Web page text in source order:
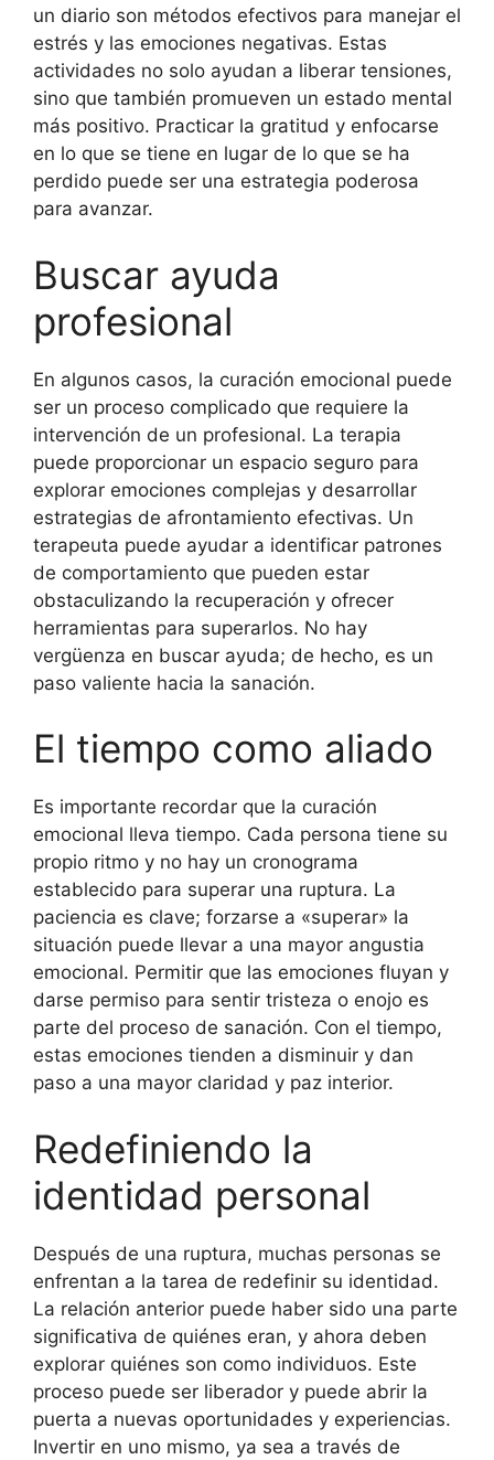
un diario son métodos efectivos para manejar el
estrés y las emociones negativas. Estas
actividades no solo ayudan a liberar tensiones,
sino que también promueven un estado mental
más positivo. Practicar la gratitud y enfocarse
en lo que se tiene en lugar de lo que se ha
perdido puede ser una estrategia poderosa
para avanzar.
Buscar ayuda
profesional
En algunos casos, la curación emocional puede
ser un proceso complicado que requiere la
intervención de un profesional. La terapia
puede proporcionar un espacio seguro para
explorar emociones complejas y desarrollar
estrategias de afrontamiento efectivas. Un
terapeuta puede ayudar a identificar patrones
de comportamiento que pueden estar
obstaculizando la recuperación y ofrecer
herramientas para superarlos. No hay
vergüenza en buscar ayuda; de hecho, es un
paso valiente hacia la sanación.
El tiempo como aliado
Es importante recordar que la curación
emocional lleva tiempo. Cada persona tiene su
propio ritmo y no hay un cronograma
establecido para superar una ruptura. La
paciencia es clave; forzarse a «superar» la
situación puede llevar a una mayor angustia
emocional. Permitir que las emociones fluyan y
darse permiso para sentir tristeza o enojo es
parte del proceso de sanación. Con el tiempo,
estas emociones tienden a disminuir y dan
paso a una mayor claridad y paz interior.
Redefiniendo la
identidad personal
Después de una ruptura, muchas personas se
enfrentan a la tarea de redefinir su identidad.
La relación anterior puede haber sido una parte
significativa de quiénes eran, y ahora deben
explorar quiénes son como individuos. Este
proceso puede ser liberador y puede abrir la
puerta a nuevas oportunidades y experiencias.
Invertir en uno mismo, ya sea a través de